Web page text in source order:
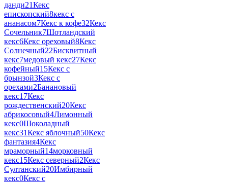
данди21Кекс
епископский8кекс с
ананасом7Кекс к кофе32Кекс
Сочельник7Шотландский
кекс6Кекс ореховый8Кекс
Солнечный22Бисквитный
кекс7медовый кекс27Кекс
кофейный15Кекс с
брынзой3Кекс с
орехами2Банановый
кекс17Кекс
рождественский20Кекс
абрикосовый4Лимонный
кекс0Шоколадный
кекс31Кекс яблочный50Кекс
фантазия4Кекс
мраморный14морковный
кекс15Кекс северный2Кекс
Султанский20Имбирный
кекс0Кекс с